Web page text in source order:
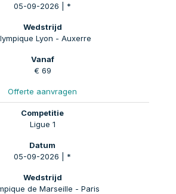
05-09-2026 | *
Lyon - Auxerre
€ 69
Offerte aanvragen
Ligue 1
05-09-2026 | *
de Marseille - Paris